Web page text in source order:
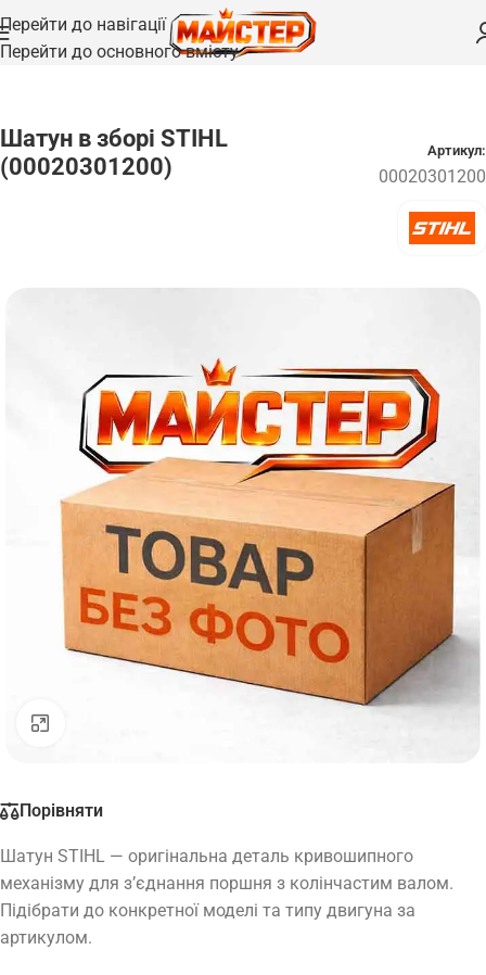
Перейти до навігації
Перейти до основного вмісту
Головна /Запчастини/Вали та осі
Шатун в зборі STIHL
(00020301200)
Артикул:
00020301200
Порівняти
Шатун STIHL — оригінальна деталь кривошипного
механізму для з’єднання поршня з колінчастим валом.
Підібрати до конкретної моделі та типу двигуна за
артикулом.